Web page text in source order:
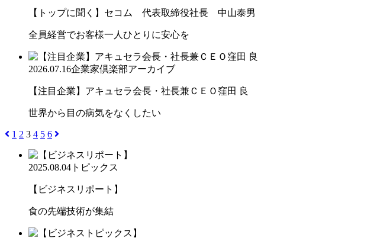
【トップに聞く】セコム 代表取締役社長 中山泰男
全員経営でお客様一人ひとりに安心を
2026.07.16企業家倶楽部アーカイブ
【注目企業】アキュセラ会長・社長兼ＣＥＯ窪田 良
世界から目の病気をなくしたい
1 2 3 4 5 6
2025.08.04 トピックス
【ビジネスリポート】
食の先端技術が集結